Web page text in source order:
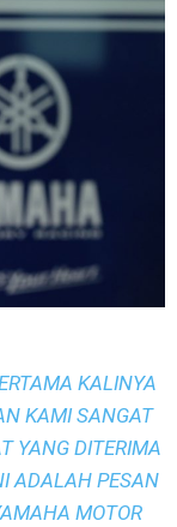
KALINYA
KAMI SANGAT
YANG DITERIMA
ADALAH PESAN
MOTOR